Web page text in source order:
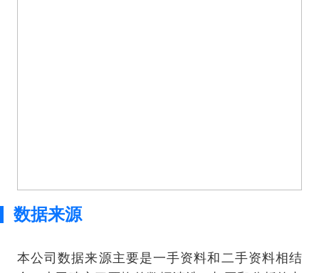
数据来源
本公司数据来源主要是一手资料和二手资料相结